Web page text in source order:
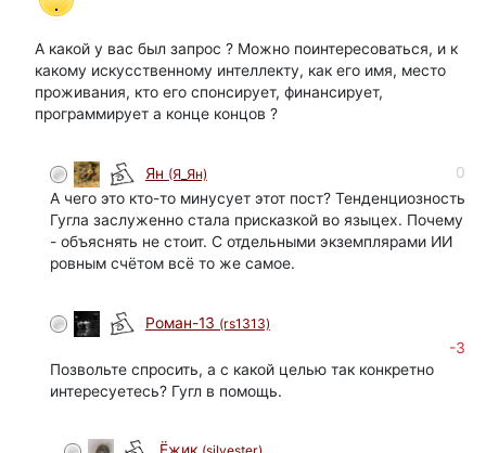
А какой у вас был запрос ? Можно поинтересоваться, и к
какому искусственному интеллекту, как его имя, место
проживания, кто его спонсирует, финансирует,
программирует а конце концов ?
Ян (Я_Ян)
0
А чего это кто-то минусует этот пост? Тенденциозность
Гугла заслуженно стала присказкой во языцех. Почему
- объяснять не стоит. С отдельными экземплярами ИИ
ровным счётом всё то же самое.
Роман-13 (rs1313)
-3
Позвольте спросить, а с какой целью так конкретно
интересуетесь? Гугл в помощь.